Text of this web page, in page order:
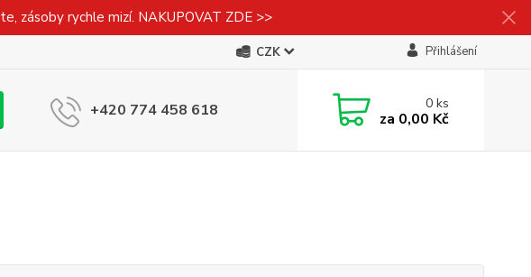
zásoby rychle mizí. NAKUPOVAT ZDE >>
CZK Přihlášení
+420 774 458 618 0ks
za 0,00 Kč